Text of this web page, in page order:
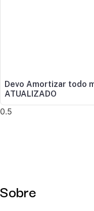
Devo Amortizar todo
ATUALIZADO
Sobre